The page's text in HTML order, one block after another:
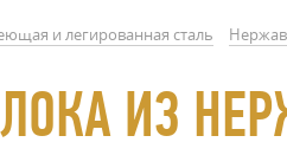
и легированная сталь
ИЗ